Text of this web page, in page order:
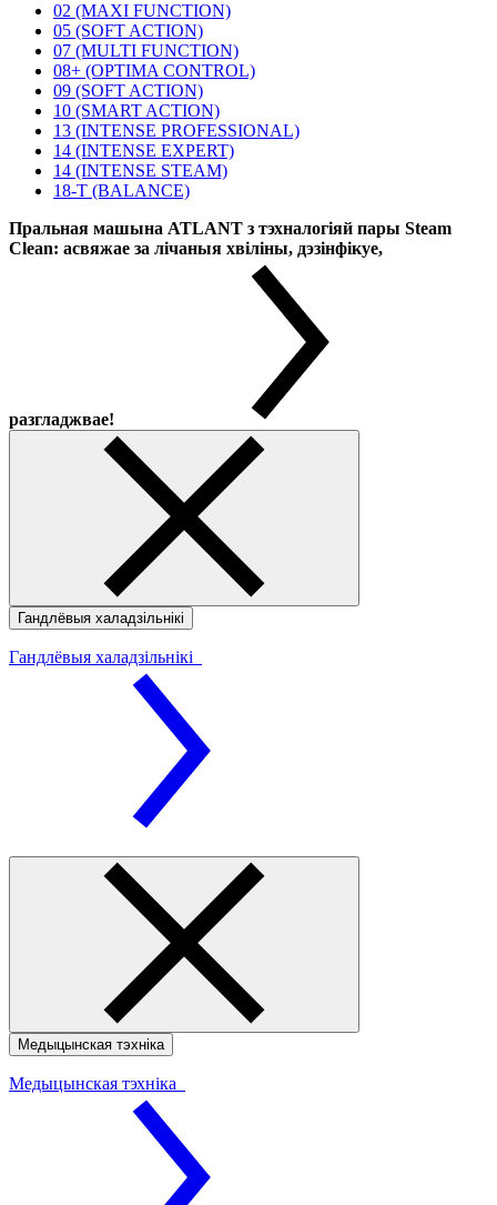
02 (MAXI FUNCTION)
05 (SOFT ACTION)
07 (MULTI FUNCTION)
08+ (OPTIMA CONTROL)
09 (SOFT ACTION)
10 (SMART ACTION)
13 (INTENSE PROFESSIONAL)
14 (INTENSE EXPERT)
14 (INTENSE STEAM)
18-T (BALANCE)
Пральная машына ATLANT з тэхналогіяй пары Steam
Clean: асвяжае за лічаныя хвіліны, дэзінфікуе,
разгладжвае!
Гандлёвыя халадзільнікі
Гандлёвыя халадзільнікі
Медыцынская тэхніка
Медыцынская тэхніка